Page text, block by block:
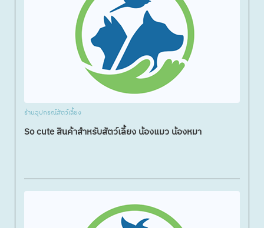
ร้านอุปกรณ์สัตว์เลี้ยง
So cute สินค้าสำหรับสัตว์เลี้ยง น้องแมว น้องหมา